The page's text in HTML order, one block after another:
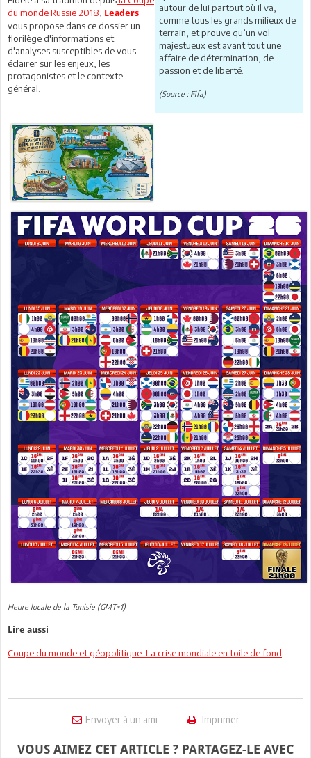
autour de lui partout où il va,
comme tous les grands milieux de
terrain, et prouve qu’un vol
majestueux est avant tout une
affaire de détermination, de
passion et de liberté.
(Source : Fifa)
du monde Russie 2018 Leaders
vous propose dans ce dossier un
florilège d'informations et
d'analyses susceptibles de vous
éclairer sur les enjeux, les
protagonistes et le contexte
général.
Heure locale de la Tunisie (GMT+1)
Lire aussi
Coupe du monde et géopolitique: La crise mondiale en toile de fond
Envoyer à un ami Imprimer
VOUS AIMEZ CET ARTICLE ? PARTAGEZ-LE AVEC